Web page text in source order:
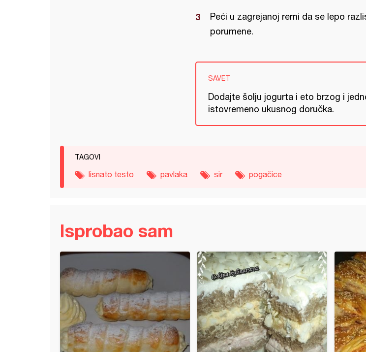
Peći u zagrejanoj rerni da se lepo
porumene.
SAVET
Dodajte šolju jogurta i eto brzog i
istovremeno ukusnog doručka.
TAGOVI
lisnato testo pavlaka sir pogačice
Isprobao sam